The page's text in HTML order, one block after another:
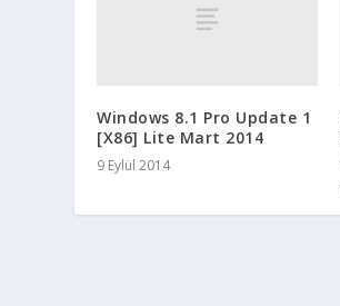
Windows 8.1 Pro Update 1
[X86] Lite Mart 2014
9 Eylül 2014